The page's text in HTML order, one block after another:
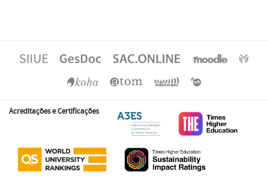
Acreditações e Certificações